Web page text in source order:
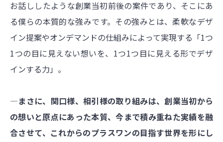
お話ししたような創業当初前後の案件であり、そこにあ
る僕らの本質的な強みです。その強みとは、柔軟なデザ
イン提案やオンデマンドの仕組みによって実現する「1つ
1つの目に見えない想いを、1つ1つ目に見える形でデザ
インする力」。
―まさに、関口様、相引様の取り組みは、創業当初から
の想いと原点にあった本質、今まで積み重ねた実績を融
合させて、これからのプラスワンの目指す世界を形にし